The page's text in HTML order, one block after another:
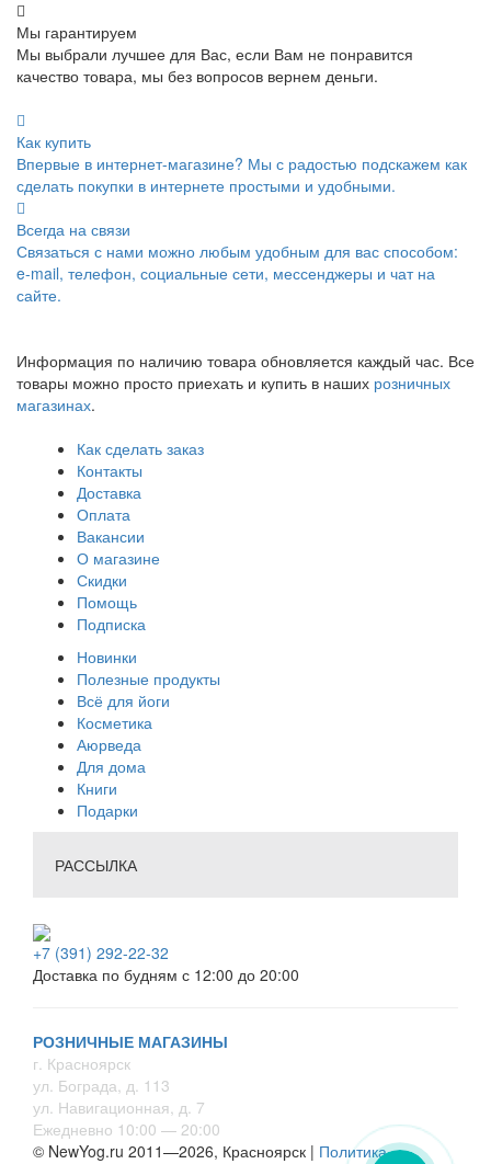
Мы гарантируем
Мы выбрали лучшее для Вас, если Вам не понравится
качество товара, мы без вопросов вернем деньги.
Как купить
Впервые в интернет-магазине? Мы с радостью подскажем как
сделать покупки в интернете простыми и удобными.
Всегда на связи
Связаться с нами можно любым удобным для вас способом:
e-mail, телефон, социальные сети, мессенджеры и чат на
сайте.
Информация по наличию товара обновляется каждый час. Все
товары можно просто приехать и купить в наших розничных
магазинах.
Как сделать заказ
Контакты
Доставка
Оплата
Вакансии
О магазине
Скидки
Помощь
Подписка
Новинки
Полезные продукты
Всё для йоги
Косметика
Аюрведа
Для дома
Книги
Подарки
РАССЫЛКА
+7 (391) 292-22-32
Доставка по будням с 12:00 до 20:00
РОЗНИЧНЫЕ МАГАЗИНЫ
г. Красноярск
ул. Бограда, д. 113
ул. Навигационная, д. 7
Ежедневно 10:00 — 20:00
© NewYog.ru 2011—2026, Красноярск | Политика